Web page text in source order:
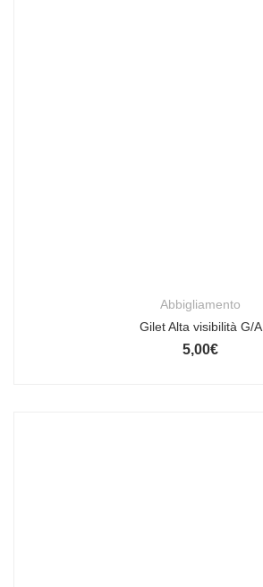
Abbigliamento
Gilet Alta visibilità G/A
5,00€